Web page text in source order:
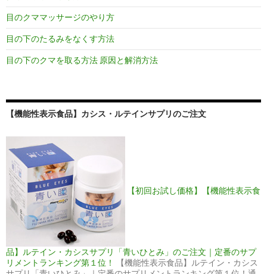
目のクママッサージのやり方
目の下のたるみをなくす方法
目の下のクマを取る方法 原因と解消方法
【機能性表示食品】カシス・ルテインサプリのご注文
【初回お試し価格】【機能性表示食
品】ルテイン・カシスサプリ「青いひとみ」のご注文｜定番のサプ
リメントランキング第１位！
【機能性表示食品】ルテイン・カシス